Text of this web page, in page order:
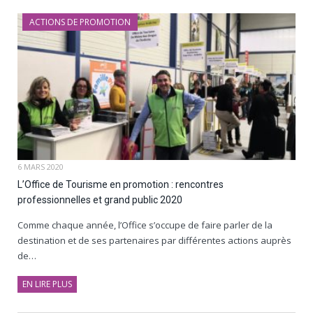
ACTIONS DE PROMOTION
6 MARS 2020
L’Office de Tourisme en promotion : rencontres
professionnelles et grand public 2020
Comme chaque année, l’Office s’occupe de faire parler de la
destination et de ses partenaires par différentes actions auprès
de…
EN LIRE PLUS